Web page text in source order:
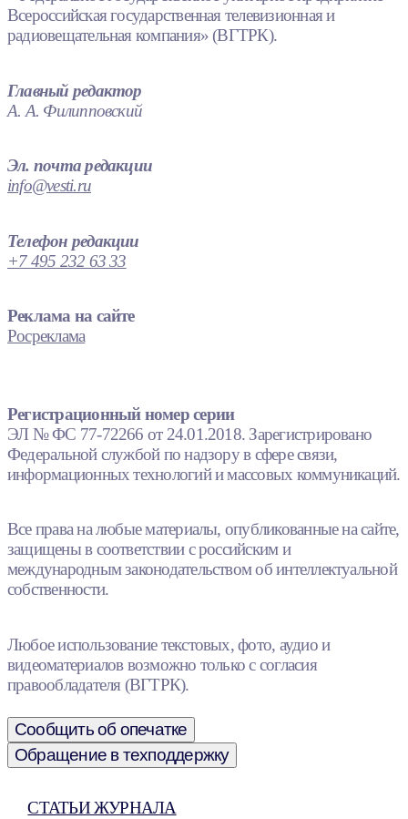
Всероссийская государственная телевизионная и
радиовещательная компания» (ВГТРК).
Главный редактор
А. А. Филипповский
Эл. почта редакции
info@vesti.ru
Телефон редакции
+7 495 232 63 33
Реклама на сайте
Росреклама
Регистрационный номер серии
ЭЛ № ФС 77-72266 от 24.01.2018. Зарегистрировано
Федеральной службой по надзору в сфере связи,
информационных технологий и массовых коммуникаций.
Все права на любые материалы, опубликованные на сайте,
защищены в соответствии с российским и
международным законодательством об интеллектуальной
собственности.
Любое использование текстовых, фото, аудио и
видеоматериалов возможно только с согласия
правообладателя (ВГТРК).
Сообщить об опечатке
Обращение в техподдержку
СТАТЬИ ЖУРНАЛА